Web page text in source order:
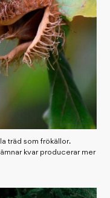
träd som frökällor.
kvar producerar mer